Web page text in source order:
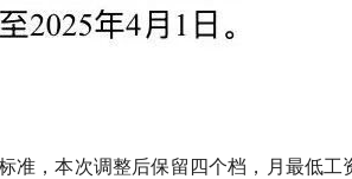
，本次调整后保留四个档，月最低工